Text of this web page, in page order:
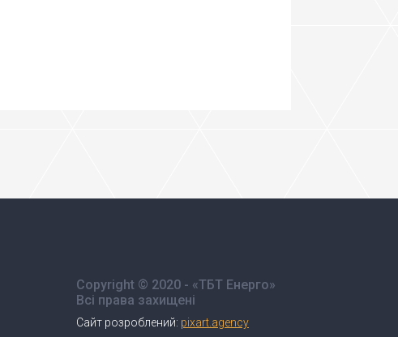
Copyright © 2020 - «ТБТ Енерго»
Всі права захищені
Сайт розроблений: pixart.agency